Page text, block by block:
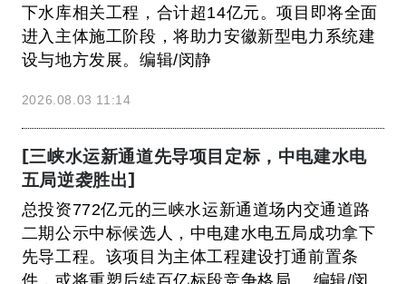
下水库相关工程，合计超14亿元。项目即将全面
进入主体施工阶段，将助力安徽新型电力系统建
设与地方发展。编辑/闵静
2026.08.03 11:14
[三峡水运新通道先导项目定标，中电建水电
五局逆袭胜出]
总投资772亿元的三峡水运新通道场内交通道路
二期公示中标候选人，中电建水电五局成功拿下
先导工程。该项目为主体工程建设打通前置条
件，或将重塑后续百亿标段竞争格局。 编辑/闵